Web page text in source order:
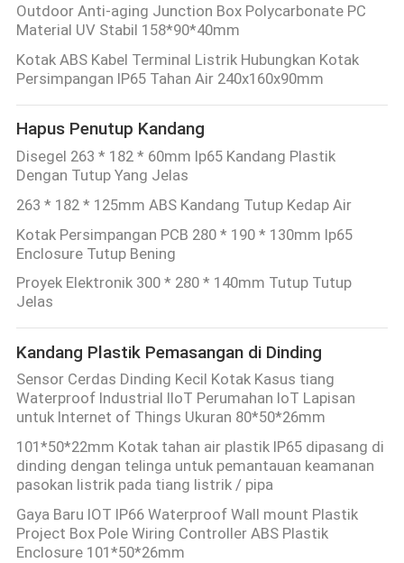
Outdoor Anti-aging Junction Box Polycarbonate PC
Material UV Stabil 158*90*40mm
Kotak ABS Kabel Terminal Listrik Hubungkan Kotak
Persimpangan IP65 Tahan Air 240x160x90mm
Hapus Penutup Kandang
Disegel 263 * 182 * 60mm Ip65 Kandang Plastik
Dengan Tutup Yang Jelas
263 * 182 * 125mm ABS Kandang Tutup Kedap Air
Kotak Persimpangan PCB 280 * 190 * 130mm Ip65
Enclosure Tutup Bening
Proyek Elektronik 300 * 280 * 140mm Tutup Tutup
Jelas
Kandang Plastik Pemasangan di Dinding
Sensor Cerdas Dinding Kecil Kotak Kasus tiang
Waterproof Industrial IIoT Perumahan IoT Lapisan
untuk Internet of Things Ukuran 80*50*26mm
101*50*22mm Kotak tahan air plastik IP65 dipasang di
dinding dengan telinga untuk pemantauan keamanan
pasokan listrik pada tiang listrik / pipa
Gaya Baru IOT IP66 Waterproof Wall mount Plastik
Project Box Pole Wiring Controller ABS Plastik
Enclosure 101*50*26mm